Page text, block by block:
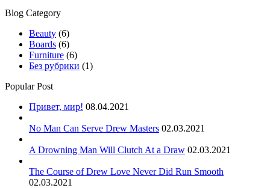
Blog Category
Beauty (6)
Boards (6)
Furniture (6)
Без рубрики (1)
Popular Post
Привет, мир! 08.04.2021
No Man Can Serve Drew Masters 02.03.2021
A Drowning Man Will Clutch At a Draw 02.03.2021
The Course of Drew Love Never Did Run Smooth
02.03.2021